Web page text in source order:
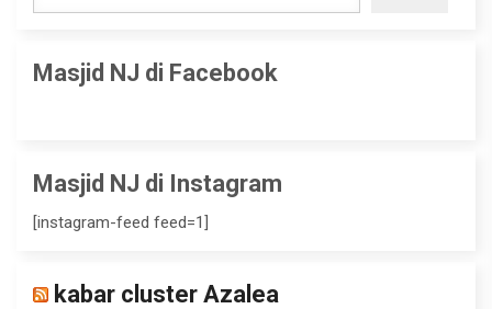
Masjid NJ di Facebook
Masjid NJ di Instagram
[instagram-feed feed=1]
kabar cluster Azalea